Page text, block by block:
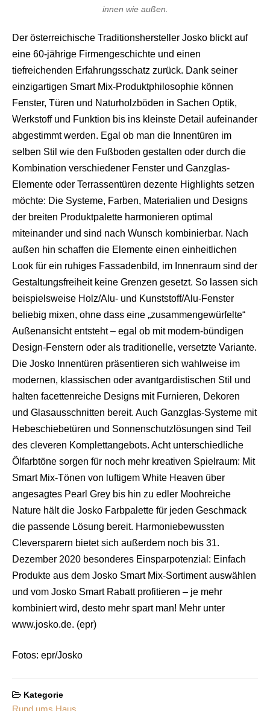
innen wie außen.
Der österreichische Traditionshersteller Josko blickt auf
eine 60-jährige Firmengeschichte und einen
tiefreichenden Erfahrungsschatz zurück. Dank seiner
einzigartigen Smart Mix-Produktphilosophie können
Fenster, Türen und Naturholzböden in Sachen Optik,
Werkstoff und Funktion bis ins kleinste Detail aufeinander
abgestimmt werden. Egal ob man die Innentüren im
selben Stil wie den Fußboden gestalten oder durch die
Kombination verschiedener Fenster und Ganzglas-
Elemente oder Terrassentüren dezente Highlights setzen
möchte: Die Systeme, Farben, Materialien und Designs
der breiten Produktpalette harmonieren optimal
miteinander und sind nach Wunsch kombinierbar. Nach
außen hin schaffen die Elemente einen einheitlichen
Look für ein ruhiges Fassadenbild, im Innenraum sind der
Gestaltungsfreiheit keine Grenzen gesetzt. So lassen sich
beispielsweise Holz/Alu- und Kunststoff/Alu-Fenster
beliebig mixen, ohne dass eine „zusammengewürfelte“
Außenansicht entsteht – egal ob mit modern-bündigen
Design-Fenstern oder als traditionelle, versetzte Variante.
Die Josko Innentüren präsentieren sich wahlweise im
modernen, klassischen oder avantgardistischen Stil und
halten facettenreiche Designs mit Furnieren, Dekoren
und Glasausschnitten bereit. Auch Ganzglas-Systeme mit
Hebeschiebetüren und Sonnenschutzlösungen sind Teil
des cleveren Komplettangebots. Acht unterschiedliche
Ölfarbtöne sorgen für noch mehr kreativen Spielraum: Mit
Smart Mix-Tönen von luftigem White Heaven über
angesagtes Pearl Grey bis hin zu edler Moohreiche
Nature hält die Josko Farbpalette für jeden Geschmack
die passende Lösung bereit. Harmoniebewussten
Cleversparern bietet sich außerdem noch bis 31.
Dezember 2020 besonderes Einsparpotenzial: Einfach
Produkte aus dem Josko Smart Mix-Sortiment auswählen
und vom Josko Smart Rabatt profitieren – je mehr
kombiniert wird, desto mehr spart man! Mehr unter
www.josko.de. (epr)
Fotos: epr/Josko
Kategorie
Rund ums Haus